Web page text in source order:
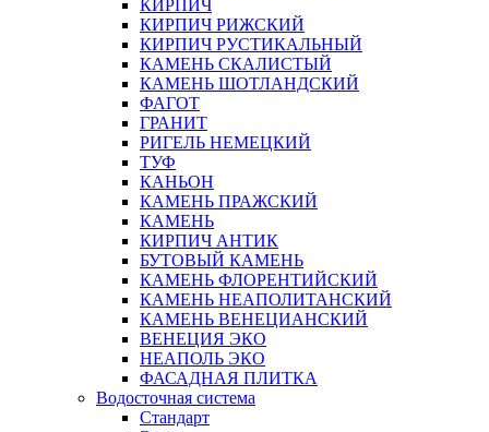
КИРПИЧ
КИРПИЧ РИЖСКИЙ
КИРПИЧ РУСТИКАЛЬНЫЙ
КАМЕНЬ СКАЛИСТЫЙ
КАМЕНЬ ШОТЛАНДСКИЙ
ФАГОТ
ГРАНИТ
РИГЕЛЬ НЕМЕЦКИЙ
ТУФ
КАНЬОН
КАМЕНЬ ПРАЖСКИЙ
КАМЕНЬ
КИРПИЧ АНТИК
БУТОВЫЙ КАМЕНЬ
КАМЕНЬ ФЛОРЕНТИЙСКИЙ
КАМЕНЬ НЕАПОЛИТАНСКИЙ
КАМЕНЬ ВЕНЕЦИАНСКИЙ
ВЕНЕЦИЯ ЭКО
НЕАПОЛЬ ЭКО
ФАСАДНАЯ ПЛИТКА
Водосточная система
Стандарт